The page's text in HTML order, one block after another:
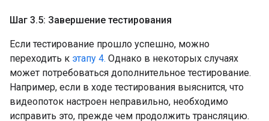
Шаг 3.5: Завершение тестирования
Если тестирование прошло успешно, можно
переходить к этапу 4. Однако в некоторых случаях
может потребоваться дополнительное тестирование.
Например, если в ходе тестирования выяснится, что
видеопоток настроен неправильно, необходимо
исправить это, прежде чем продолжить трансляцию.